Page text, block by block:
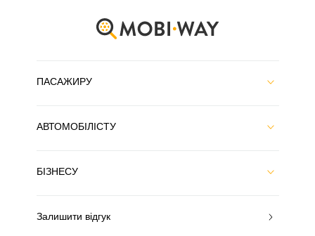
ПАСАЖИРУ
АВТОМОБІЛІСТУ
БІЗНЕСУ
Залишити відгук